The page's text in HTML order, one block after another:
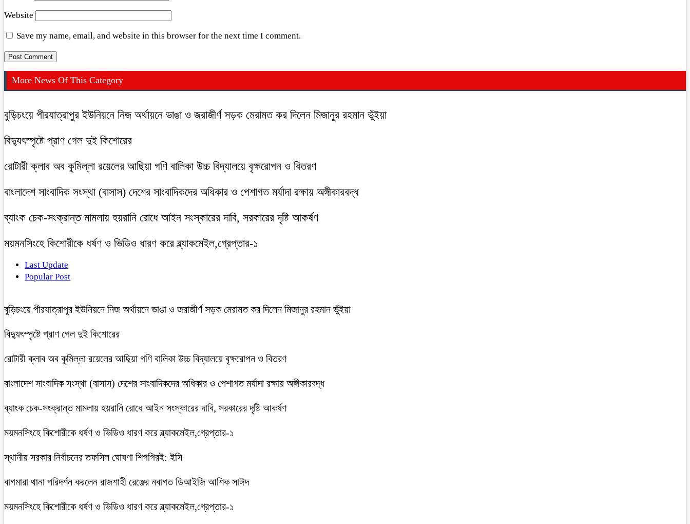
Website
Save my name, email, and website in this browser for the next time I comment.
More News Of This Category
বুড়িচংয়ে পীরযাত্রাপুর ইউনিয়নে নিজ অর্থায়নে ভাঙা ও জরাজীর্ণ সড়ক মেরামত কর দিলেন মিজানুর রহমান ভুঁইয়া
বিদ্যুৎস্পৃষ্টে প্রাণ গেল দুই কিশোরের
রোটারী ক্লাব অব কুমিল্লা রয়েলের আছিয়া গণি বালিকা উচ্চ বিদ্যালয়ে বৃক্ষরোপন ও বিতরণ
বাংলাদেশ সাংবাদিক সংস্থা (বাসাস) দেশের সাংবাদিকদের অধিকার ও পেশাগত মর্যাদা রক্ষায় অঙ্গীকারবদ্ধ
ব্যাংক চেক-সংক্রান্ত মামলায় হয়রানি রোধে আইন সংস্কারের দাবি, সরকারের দৃষ্টি আকর্ষণ
ময়মনসিংহে কিশোরীকে ধর্ষণ ও ভিডিও ধারণ করে ব্ল্যাকমেইল,গ্রেপ্তার-১
Last Update
Popular Post
বুড়িচংয়ে পীরযাত্রাপুর ইউনিয়নে নিজ অর্থায়নে ভাঙা ও জরাজীর্ণ সড়ক মেরামত কর দিলেন মিজানুর রহমান ভুঁইয়া
বিদ্যুৎস্পৃষ্টে প্রাণ গেল দুই কিশোরের
রোটারী ক্লাব অব কুমিল্লা রয়েলের আছিয়া গণি বালিকা উচ্চ বিদ্যালয়ে বৃক্ষরোপন ও বিতরণ
বাংলাদেশ সাংবাদিক সংস্থা (বাসাস) দেশের সাংবাদিকদের অধিকার ও পেশাগত মর্যাদা রক্ষায় অঙ্গীকারবদ্ধ
ব্যাংক চেক-সংক্রান্ত মামলায় হয়রানি রোধে আইন সংস্কারের দাবি, সরকারের দৃষ্টি আকর্ষণ
ময়মনসিংহে কিশোরীকে ধর্ষণ ও ভিডিও ধারণ করে ব্ল্যাকমেইল,গ্রেপ্তার-১
স্থানীয় সরকার নির্বাচনের তফসিল ঘোষণা শিগগিরই: ইসি
বাগমারা থানা পরিদর্শন করলেন রাজশাহী রেঞ্জের নবাগত ডিআইজি আশিক সাঈদ
ময়মনসিংহে কিশোরীকে ধর্ষণ ও ভিডিও ধারণ করে ব্ল্যাকমেইল,গ্রেপ্তার-১